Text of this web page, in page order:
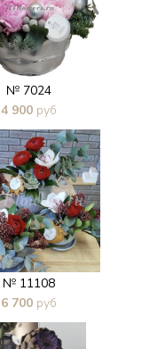
№ 7024
4 900 руб
В 1 клик
№ 11108
6 700 руб
В 1 клик